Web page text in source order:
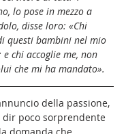
lo pose in mezzo a
disse loro: «Chi
questi bambini nel mio
e chi accoglie me, non
che mi ha mandato».
della passione,
dir poco sorprendente